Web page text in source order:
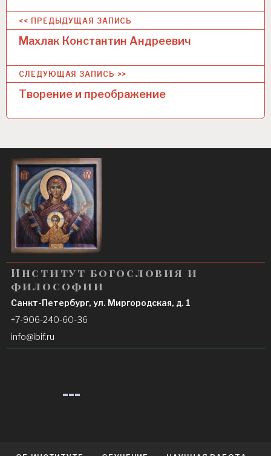
Н
в
и
а
и
я
п
о
з
а
п
и
с
я
<< ПРЕДЫДУЩАЯ ЗАПИСЬ
Махлак Константин Андреевич
СЛЕДУЮЩАЯ ЗАПИСЬ >>
Творение и преображение
Институт богословия и
философии
Санкт-Петербург, ул. Миргородская, д. 1
+7-906-240-60-36
info@ibif.ru